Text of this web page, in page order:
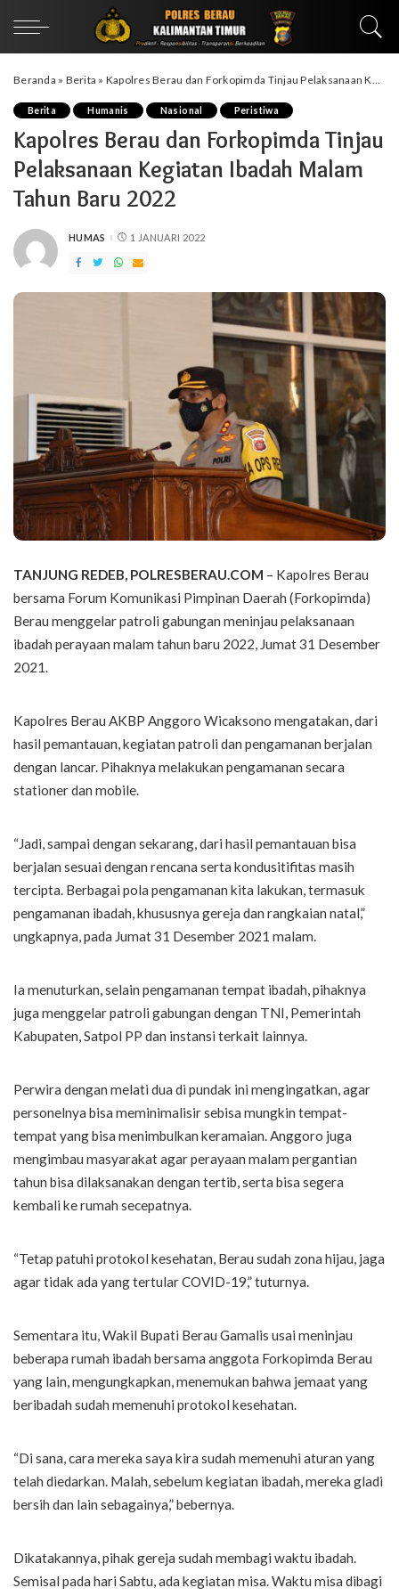
Beranda » Berita » Kapolres Berau dan Forkopimda Tinjau Pelaksanaan Kegiatan Ibadah Malam Tahun Baru 2022
Berita Humanis Nasional Peristiwa
Kapolres Berau dan Forkopimda Tinjau
Pelaksanaan Kegiatan Ibadah Malam
Tahun Baru 2022
POSTED
HUMAS 1 JANUARI 2022
TANJUNG REDEB, POLRESBERAU.COM – Kapolres Berau
bersama Forum Komunikasi Pimpinan Daerah (Forkopimda)
Berau menggelar patroli gabungan meninjau pelaksanaan
ibadah perayaan malam tahun baru 2022, Jumat 31 Desember
2021.
Kapolres Berau AKBP Anggoro Wicaksono mengatakan, dari
hasil pemantauan, kegiatan patroli dan pengamanan berjalan
dengan lancar. Pihaknya melakukan pengamanan secara
stationer dan mobile.
“Jadi, sampai dengan sekarang, dari hasil pemantauan bisa
berjalan sesuai dengan rencana serta kondusitifitas masih
tercipta. Berbagai pola pengamanan kita lakukan, termasuk
pengamanan ibadah, khususnya gereja dan rangkaian natal,”
ungkapnya, pada Jumat 31 Desember 2021 malam.
Ia menuturkan, selain pengamanan tempat ibadah, pihaknya
juga menggelar patroli gabungan dengan TNI, Pemerintah
Kabupaten, Satpol PP dan instansi terkait lainnya.
Perwira dengan melati dua di pundak ini mengingatkan, agar
personelnya bisa meminimalisir sebisa mungkin tempat-
tempat yang bisa menimbulkan keramaian. Anggoro juga
mengimbau masyarakat agar perayaan malam pergantian
tahun bisa dilaksanakan dengan tertib, serta bisa segera
kembali ke rumah secepatnya.
“Tetap patuhi protokol kesehatan, Berau sudah zona hijau, jaga
agar tidak ada yang tertular COVID-19,” tuturnya.
Sementara itu, Wakil Bupati Berau Gamalis usai meninjau
beberapa rumah ibadah bersama anggota Forkopimda Berau
yang lain, mengungkapkan, menemukan bahwa jemaat yang
beribadah sudah memenuhi protokol kesehatan.
“Di sana, cara mereka saya kira sudah memenuhi aturan yang
telah diedarkan. Malah, sebelum kegiatan ibadah, mereka gladi
bersih dan lain sebagainya,” bebernya.
Dikatakannya, pihak gereja sudah membagi waktu ibadah.
Semisal pada hari Sabtu, ada kegiatan misa. Waktu misa dibagi